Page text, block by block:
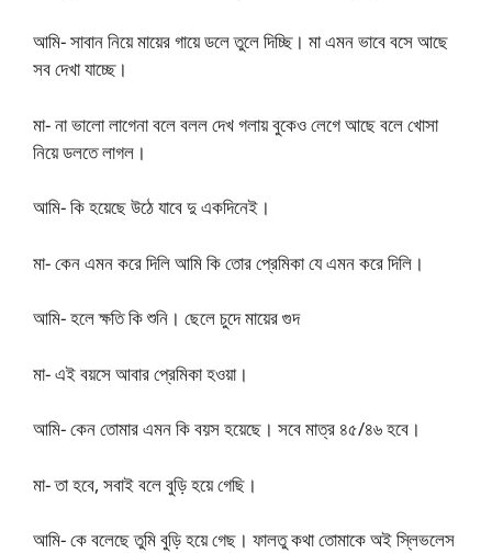
আমি- সাবান নিয়ে মায়ের গায়ে ডলে তুলে দিচ্ছি। মা এমন ভাবে বসে আছে
সব দেখা যাচ্ছে।
মা- না ভালো লাগেনা বলে বলল দেখ গলায় বুকেও লেগে আছে বলে খোসা
নিয়ে ডলতে লাগল।
আমি- কি হয়েছে উঠে যাবে দু একদিনেই।
মা- কেন এমন করে দিলি আমি কি তোর প্রেমিকা যে এমন করে দিলি।
আমি- হলে ক্ষতি কি শুনি। ছেলে চুদে মায়ের গুদ
মা- এই বয়সে আবার প্রেমিকা হওয়া।
আমি- কেন তোমার এমন কি বয়স হয়েছে। সবে মাত্র ৪৫/৪৬ হবে।
মা- তা হবে, সবাই বলে বুড়ি হয়ে গেছি।
আমি- কে বলেছে তুমি বুড়ি হয়ে গেছ। ফালতু কথা তোমাকে অই স্লিভলেস